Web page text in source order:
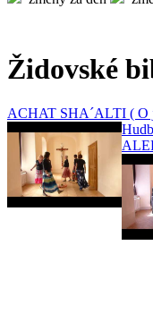
Židovské
ACHAT SHA´ALTI ( O